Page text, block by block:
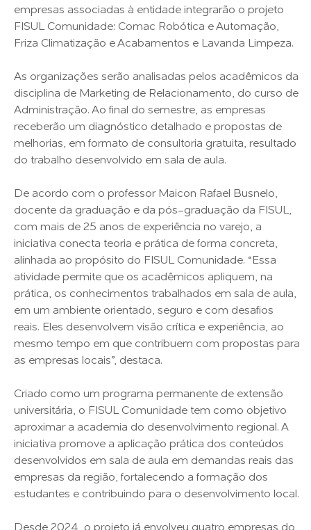
empresas associadas à entidade integrarão o projeto
FISUL Comunidade: Comac Robótica e Automação,
Friza Climatização e Acabamentos e Lavanda Limpeza.
As organizações serão analisadas pelos acadêmicos da
disciplina de Marketing de Relacionamento, do curso de
Administração. Ao final do semestre, as empresas
receberão um diagnóstico detalhado e propostas de
melhorias, em formato de consultoria gratuita, resultado
do trabalho desenvolvido em sala de aula.
De acordo com o professor Maicon Rafael Busnelo,
docente da graduação e da pós-graduação da FISUL,
com mais de 25 anos de experiência no varejo, a
iniciativa conecta teoria e prática de forma concreta,
alinhada ao propósito do FISUL Comunidade. “Essa
atividade permite que os acadêmicos apliquem, na
prática, os conhecimentos trabalhados em sala de aula,
em um ambiente orientado, seguro e com desafios
reais. Eles desenvolvem visão crítica e experiência, ao
mesmo tempo em que contribuem com propostas para
as empresas locais”, destaca.
Criado como um programa permanente de extensão
universitária, o FISUL Comunidade tem como objetivo
aproximar a academia do desenvolvimento regional. A
iniciativa promove a aplicação prática dos conteúdos
desenvolvidos em sala de aula em demandas reais das
empresas da região, fortalecendo a formação dos
estudantes e contribuindo para o desenvolvimento local.